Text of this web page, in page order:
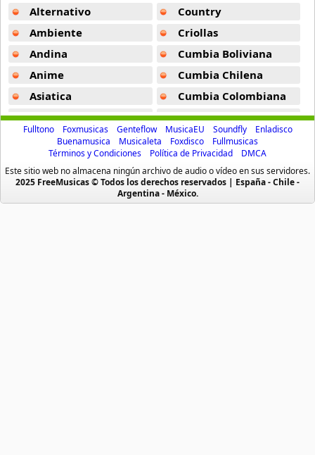
Jaden Smith
Jaze
29 músicas online
Jeezy
15 músicas online
Joa El Super Mc
3 músicas online
Kazz Flow
Alternativo
Ambiente
Andina
Anime
Asiatica
Atevip
Bachatas
Baladas
Baladas De Oro
Baladas En Ingles
Country
Criollas
Cumbia Boliviana
Cumbia Chilena
Cumbia Colombiana
Cumbia Ecuatoriana
Cumbia Mexicana
Cumbia Pop
Cumbia Surena
Cumbias
Fulltono Foxmusicas Genteflow MusicaEU Soundfly
Enladisco
Buenamusica
Musicaleta Foxdisco
Fullmusicas
Términos y Condiciones
Política de Privacidad
DMCA
Este sitio web no almacena ningún archivo de audio o vídeo en sus servidores.
2025 FreeMusicas © Todos los derechos reservados | España - Chile -
Argentina - México.